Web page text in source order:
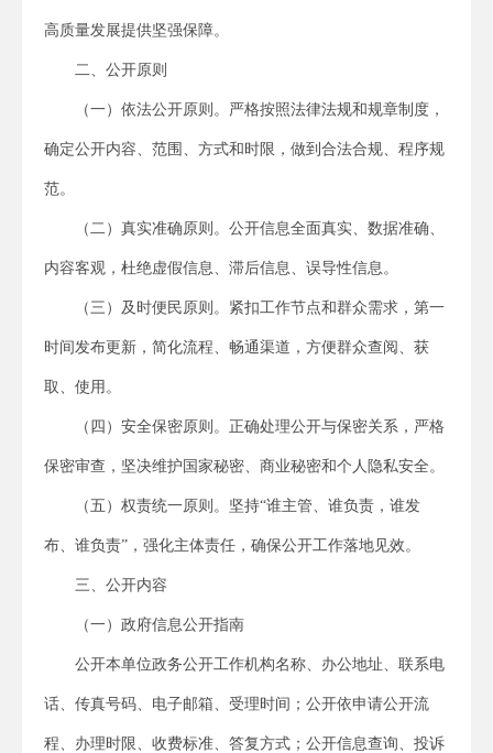
高质量发展提供坚强保障。
二、公开原则
（一）依法公开原则。严格按照法律法规和规章制度，
确定公开内容、范围、方式和时限，做到合法合规、程序规
范。
（二）真实准确原则。公开信息全面真实、数据准确、
内容客观，杜绝虚假信息、滞后信息、误导性信息。
（三）及时便民原则。紧扣工作节点和群众需求，第一
时间发布更新，简化流程、畅通渠道，方便群众查阅、获
取、使用。
（四）安全保密原则。正确处理公开与保密关系，严格
保密审查，坚决维护国家秘密、商业秘密和个人隐私安全。
（五）权责统一原则。坚持“谁主管、谁负责，谁发
布、谁负责”，强化主体责任，确保公开工作落地见效。
三、公开内容
（一）政府信息公开指南
公开本单位政务公开工作机构名称、办公地址、联系电
话、传真号码、电子邮箱、受理时间；公开依申请公开流
程、办理时限、收费标准、答复方式；公开信息查询、投诉